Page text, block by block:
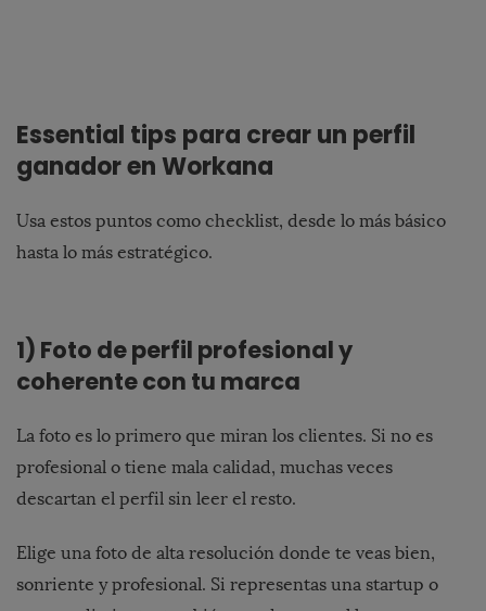
Essential tips para crear un perfil
ganador en Workana
Usa estos puntos como checklist, desde lo más básico
hasta lo más estratégico.
1) Foto de perfil profesional y
coherente con tu marca
La foto es lo primero que miran los clientes. Si no es
profesional o tiene mala calidad, muchas veces
descartan el perfil sin leer el resto.
Elige una foto de alta resolución donde te veas bien,
sonriente y profesional. Si representas una startup o